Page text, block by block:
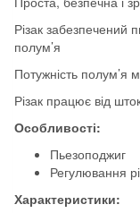
Різак забезпечений
полум’я
Потужність полум’я
Різак працює від
Особливості:
Пьезоподжиг
Регулювання
Характеристики: